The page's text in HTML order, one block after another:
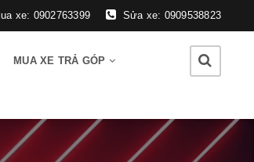
Sửa xe: 0909538823
xe: 0902763399
MUA XE TRẢ GÓP